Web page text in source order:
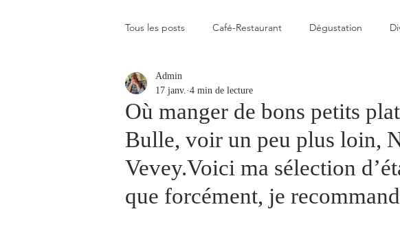
Tous les posts Café-Restaurant Dégustation
Elevé
Coup de coeur Un flop à vite oublier
Blogs que j'aime visiter Gastronomique
Où manger de bons petits
Bulle, voir un peu plus loin,
Vevey.Voici ma sélection
que forcément, je
Admin
17 janv. 4 min de lecture